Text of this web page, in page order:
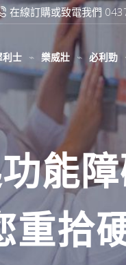
滿2000台幣免運
利士 樂威壯 必利勁
能
重拾